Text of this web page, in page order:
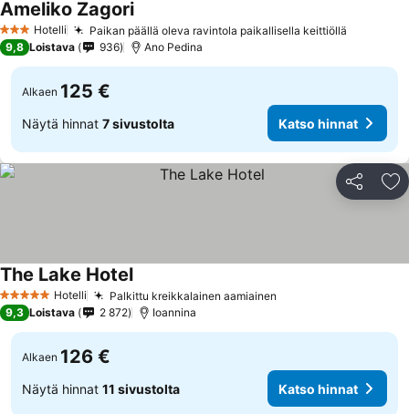
3 Tähtiluokitus
Hotelli Paikan päällä oleva ravintola paikallisella keittiöllä
Ameliko ZagoriKatso hinnat
9,8 Loistava 936 Ano Pedina
Alkaen 125 €
Näytä hinnat 7 sivustolta Katso hinnat
Jaa
5 Tähtiluokitus
Hotelli Palkittu kreikkalainen aamiainen
The Lake HotelKatso hinnat
9,3 Loistava 2 872 Ioannina
Alkaen 126 €
Näytä hinnat 11 sivustolta Katso hinnat